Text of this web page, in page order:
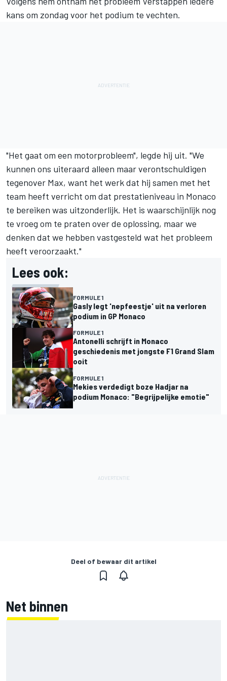
kans om zondag voor het podium te vechten.
"Het gaat om een motorprobleem", legde hij uit. "We
kunnen ons uiteraard alleen maar verontschuldigen
tegenover Max, want het werk dat hij samen met het
team heeft verricht om dat prestatieniveau in Monaco
te bereiken was uitzonderlijk. Het is waarschijnlijk nog
te vroeg om te praten over de oplossing, maar we
denken dat we hebben vastgesteld wat het probleem
heeft veroorzaakt."
Lees ook:
FORMULE 1
Gasly legt 'nepfeestje' uit na verloren
podium in GP Monaco
FORMULE 1
Antonelli schrijft in Monaco
geschiedenis met jongste F1 Grand Slam
ooit
FORMULE 1
Mekies verdedigt boze Hadjar na
podium Monaco: "Begrijpelijke emotie"
Deel of bewaar dit artikel
Net binnen